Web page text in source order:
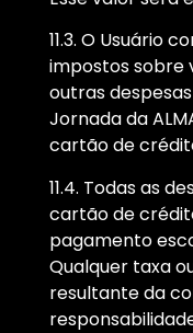
11.3. O Usuário
impostos sobre
outras
Jornada da
cartão de
11.4. Todas as
cartão de
pagamento
Qualquer taxa
resultante da